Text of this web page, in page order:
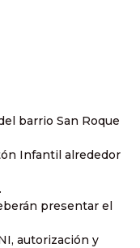
barrio San Roque
Infantil alrededor
presentar el
autorización y